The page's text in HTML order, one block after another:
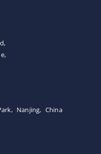
Nanjing, China